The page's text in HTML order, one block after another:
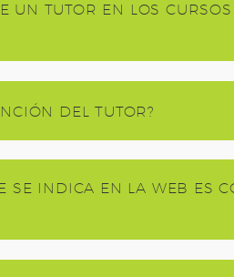
UN TUTOR EN LOS CURSOS
DEL TUTOR?
SE INDICA EN LA WEB ES